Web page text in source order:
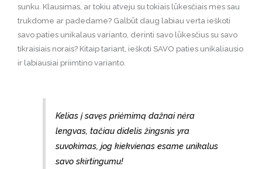
sunku. Klausimas, ar tokiu atveju su tokiais lūkesčiais mes sau
trukdome ar padedame? Galbūt daug labiau verta ieškoti
savo paties unikalaus varianto, derinti savo lūkesčius su savo
tikraisiais norais? Kitaip tariant, ieškoti SAVO paties unikaliausio
ir labiausiai priimtino varianto.
Kelias į savęs priėmimą dažnai nėra
lengvas, tačiau didelis žingsnis yra
suvokimas, jog kiekvienas esame unikalus
savo skirtingumu!